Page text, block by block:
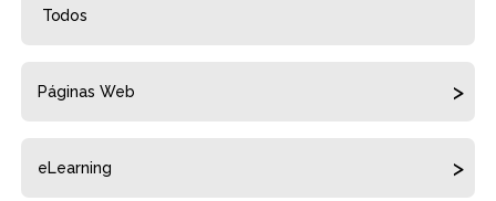
Todos
Páginas Web
eLearning